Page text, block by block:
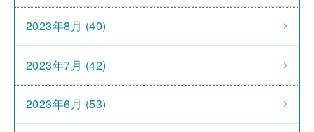
2023年8月 (40)
2023年7月 (42)
2023年6月 (53)